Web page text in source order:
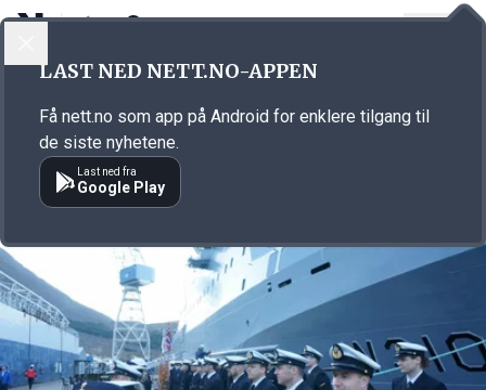
Annonsørinnhold
LAST NED NETT.NO-APPEN
Få nett.no som app på Android for enklere tilgang til
de siste nyhetene.
Last ned fra
Google Play